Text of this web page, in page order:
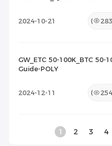
2024-10-21 (
GW_ETC 50-100K_BTC
Guide-POLY
2024-12-11 (
1 2 3 4